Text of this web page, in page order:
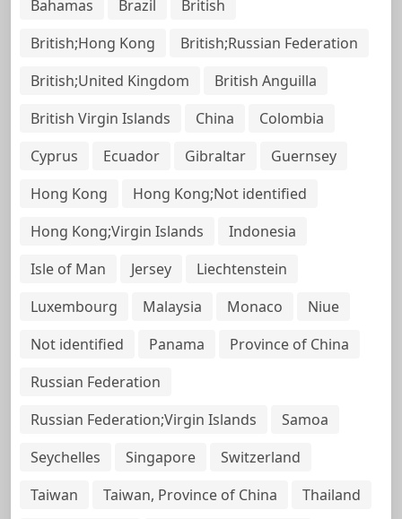
Bahamas Brazil
British
British;Hong Kong
British;Russian Federation
British;United Kingdom
British Anguilla
British Virgin Islands
China
Colombia
Cyprus
Ecuador Gibraltar
Guernsey
Hong Kong
Hong Kong;Not identified
Hong Kong;Virgin Islands
Indonesia
Isle of Man
Jersey
Liechtenstein
Luxembourg
Malaysia Monaco
Niue
Not identified
Panama
Province of China
Russian Federation
Russian Federation;Virgin Islands
Samoa
Seychelles
Singapore
Switzerland
Taiwan
Taiwan, Province of China Thailand